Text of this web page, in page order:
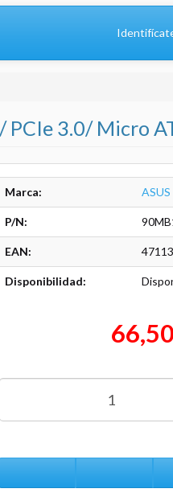
PCIe 3.0/ Micro
Marca: ASUS
P/N:
EAN:
Disponibilidad: